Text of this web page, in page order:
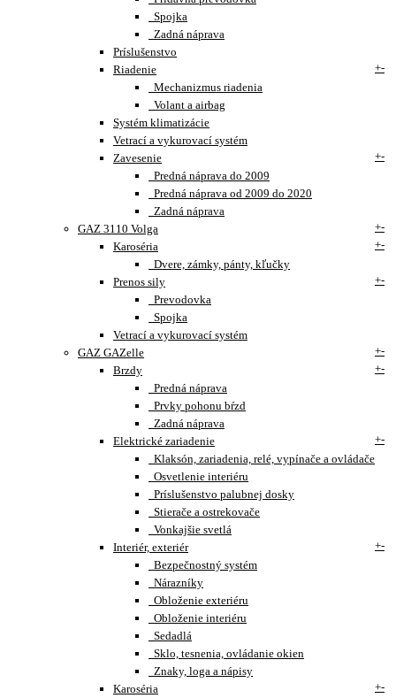
Spojka
Zadná náprava
Príslušenstvo
Riadenie
+-
Mechanizmus riadenia
Volant a airbag
Systém klimatizácie
Vetrací a vykurovací systém
Zavesenie
+-
Predná náprava do 2009
Predná náprava od 2009 do 2020
Zadná náprava
GAZ 3110 Volga
+-
Karoséria
+-
Dvere, zámky, pánty, kľučky
Prenos sily
+-
Prevodovka
Spojka
Vetrací a vykurovací systém
GAZ GAZelle
+-
Brzdy
+-
Predná náprava
Prvky pohonu bŕzd
Zadná náprava
Elektrické zariadenie
+-
Klaksón, zariadenia, relé, vypínače a ovládače
Osvetlenie interiéru
Príslušenstvo palubnej dosky
Stierače a ostrekovače
Vonkajšie svetlá
Interiér, exteriér
+-
Bezpečnostný systém
Nárazníky
Obloženie exteriéru
Obloženie interiéru
Sedadlá
Sklo, tesnenia, ovládanie okien
Znaky, loga a nápisy
Karoséria
+-